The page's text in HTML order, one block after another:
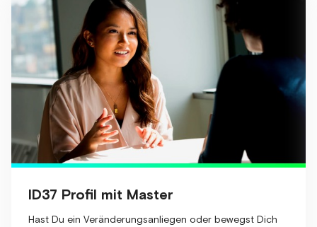
ID37 Profil mit Master
Hast Du ein Veränderungsanliegen oder bewegst Dich